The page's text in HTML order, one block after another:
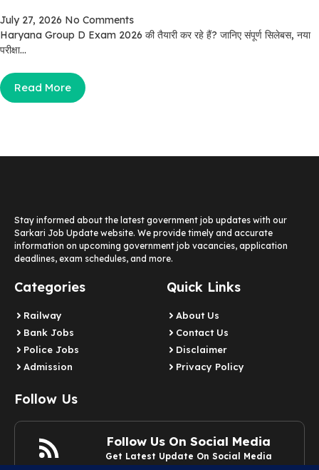
July 27, 2026 No Comments
Haryana Group D Exam 2026 की तैयारी कर रहे हैं? जानिए संपूर्ण सिलेबस, नया
परीक्षा...
Read More
Stay informed about the latest government job updates with our
Sarkari Job Update website. We provide timely and accurate
information on upcoming government job vacancies, application
deadlines, exam schedules, and more.
Categories
Railway
Bank Jobs
Police Jobs
Admission
Quick Links
About Us
Contact Us
Disclaimer
Privacy Policy
Follow Us
Follow Us On Social Media
Get Latest Update On Social Media